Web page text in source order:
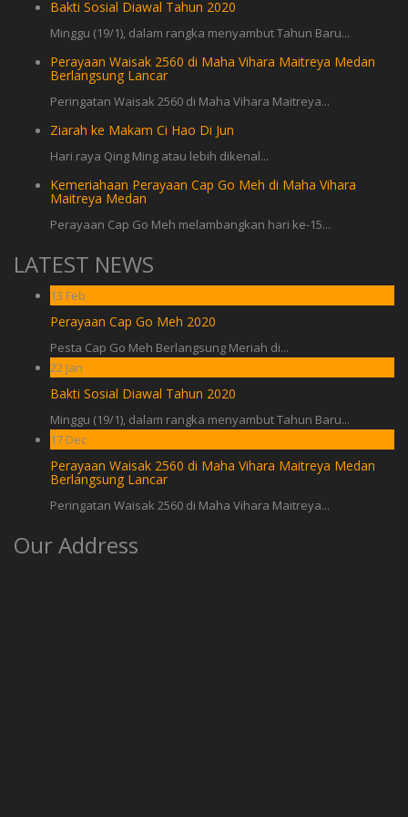
Bakti Sosial Diawal Tahun 2020
Minggu (19/1), dalam rangka menyambut Tahun Baru...
Perayaan Waisak 2560 di Maha Vihara Maitreya Medan
Berlangsung Lancar
Peringatan Waisak 2560 di Maha Vihara Maitreya...
Ziarah ke Makam Ci Hao Di Jun
Hari raya Qing Ming atau lebih dikenal...
Kemeriahaan Perayaan Cap Go Meh di Maha Vihara
Maitreya Medan
Perayaan Cap Go Meh melambangkan hari ke-15...
LATEST NEWS
13 Feb
Perayaan Cap Go Meh 2020
Pesta Cap Go Meh Berlangsung Meriah di...
22 Jan
Bakti Sosial Diawal Tahun 2020
Minggu (19/1), dalam rangka menyambut Tahun Baru...
17 Dec
Perayaan Waisak 2560 di Maha Vihara Maitreya Medan
Berlangsung Lancar
Peringatan Waisak 2560 di Maha Vihara Maitreya...
Our Address